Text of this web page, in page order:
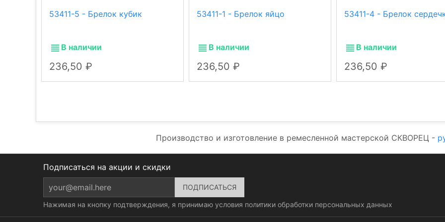
53411-5 - Брелок кубик
В наличии
236,50
53411-1 - Брелок яйцо
В наличии
236,50
53411-4 - Брелок
В наличии
236,50
Производство и изготовление в ремесленной мастерской СКВОРЕЦ -
Подписаться на акции и скидки
Нажимая на кнопку подтверждения, я принимаю условия политики обработки персональных данных